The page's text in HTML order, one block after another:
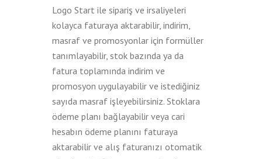
Logo Start ile sipariş ve irsaliyeleri
kolayca faturaya aktarabilir, indirim,
masraf ve promosyonlar için formüller
tanımlayabilir, stok bazında ya da
fatura toplamında indirim ve
promosyon uygulayabilir ve istediğiniz
sayıda masraf işleyebilirsiniz. Stoklara
ödeme planı bağlayabilir veya cari
hesabın ödeme planını faturaya
aktarabilir ve alış faturanızı otomatik